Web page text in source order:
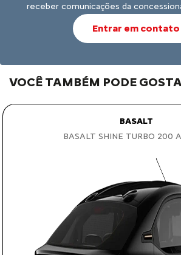
receber comunicações da
Entrar em contato
VOCÊ TAMBÉM PODE
BASALT
BASALT SHINE TURBO 200